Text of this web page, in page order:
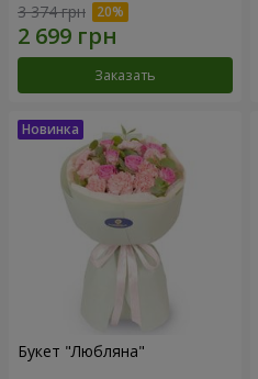
3 374 грн
Заказать
Букет "Любляна"